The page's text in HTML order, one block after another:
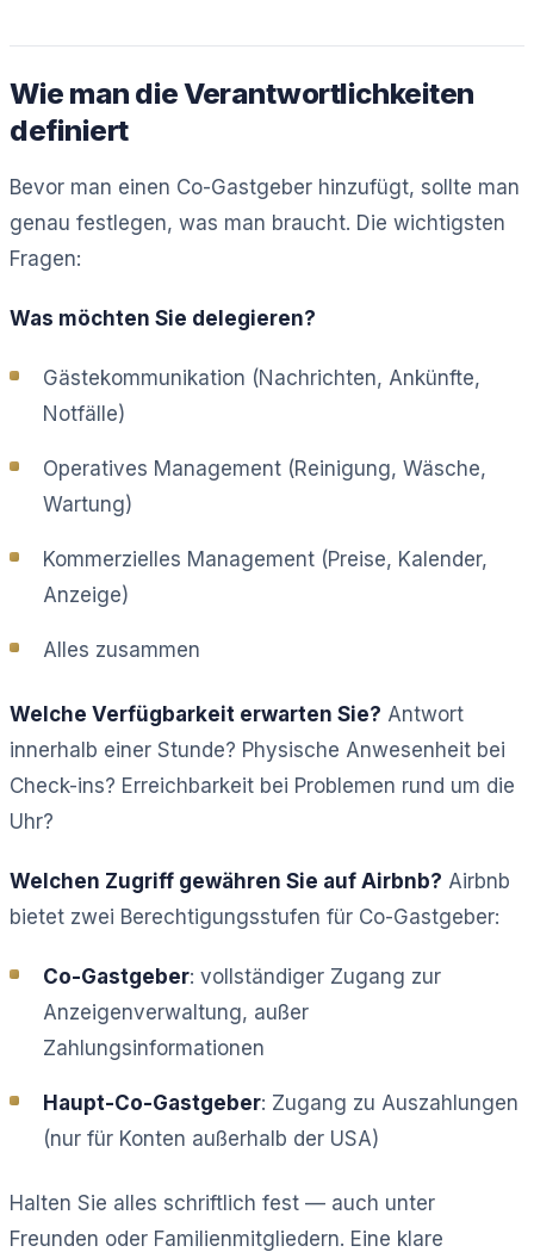
Wie man die Verantwortlichkeiten
definiert
Bevor man einen Co-Gastgeber hinzufügt, sollte man
genau festlegen, was man braucht. Die wichtigsten
Fragen:
Was möchten Sie delegieren?
Gästekommunikation (Nachrichten, Ankünfte,
Notfälle)
Operatives Management (Reinigung, Wäsche,
Wartung)
Kommerzielles Management (Preise, Kalender,
Anzeige)
Alles zusammen
Welche Verfügbarkeit erwarten Sie? Antwort
innerhalb einer Stunde? Physische Anwesenheit bei
Check-ins? Erreichbarkeit bei Problemen rund um die
Uhr?
Welchen Zugriff gewähren Sie auf Airbnb? Airbnb
bietet zwei Berechtigungsstufen für Co-Gastgeber:
Co-Gastgeber: vollständiger Zugang zur
Anzeigenverwaltung, außer
Zahlungsinformationen
Haupt-Co-Gastgeber: Zugang zu Auszahlungen
(nur für Konten außerhalb der USA)
Halten Sie alles schriftlich fest — auch unter
Freunden oder Familienmitgliedern. Eine klare